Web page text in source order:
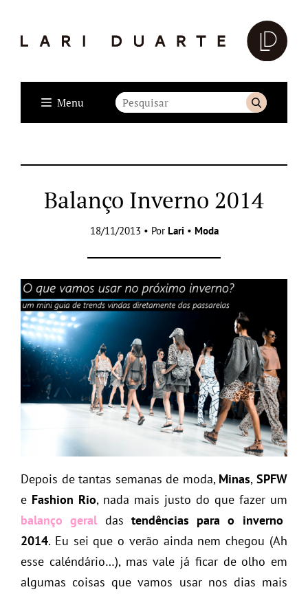
Menu
Balanço Inverno 2014
18/11/2013 • Por Lari • Moda
Depois de tantas semanas de moda, Minas,SPFW
e Fashion Rio, nada mais justo do que fazer um
balanço geral das tendências para o inverno
2014. Eu sei que o verão ainda nem chegou (Ah
esse caléndário…), mas vale já ficar de olho em
algumas coisas que vamos usar nos dias mais